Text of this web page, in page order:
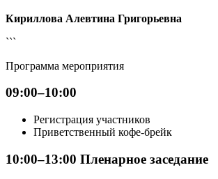
Кириллова Алевтина Григорьевна
```
Программа мероприятия
09:00–10:00
Регистрация участников
Приветственный кофе-брейк
10:00–13:00 Пленарное заседание